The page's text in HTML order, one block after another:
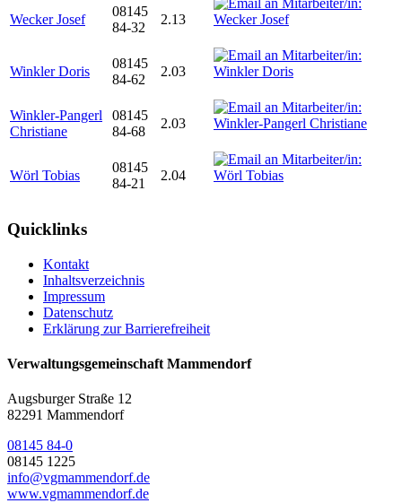
Wecker Josef
08145
84-32
2.13
Winkler Doris
08145
84-62
2.03
Winkler-Pangerl
Christiane
08145
84-68
2.03
Wörl Tobias
08145
84-21
2.04
Quicklinks
Kontakt
Inhaltsverzeichnis
Impressum
Datenschutz
Erklärung zur Barrierefreiheit
Verwaltungsgemeinschaft Mammendorf
Augsburger Straße 12
82291 Mammendorf
08145 84-0
08145 1225
info@vgmammendorf.de
www.vgmammendorf.de